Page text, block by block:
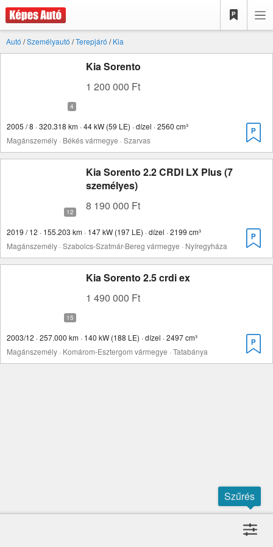
Autó /Személyautó /Terepjáró /Kia
Kia Sorento
1 200 000 Ft
2005 / 8 · 320.318 km · 44 kW (59 LE) · dízel · 2560 cm³
Magánszemély · Békés vármegye · Szarvas
Kia Sorento 2.2 CRDI LX Plus (7
személyes)
8 190 000 Ft
2019 / 12 · 155.203 km · 147 kW (197 LE) · dízel · 2199 cm³
Magánszemély · Szabolcs-Szatmár-Bereg vármegye · Nyíregyháza
Kia Sorento 2.5 crdi ex
1 490 000 Ft
2003/12 · 257.000 km · 140 kW (188 LE) · dízel · 2497 cm³
Magánszemély · Komárom-Esztergom vármegye · Tatabánya
Szűrés